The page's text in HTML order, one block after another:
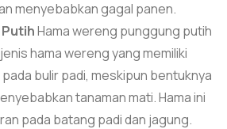
menyebabkan gagal panen.
Hama wereng punggung putih
hama wereng yang memiliki
bulir padi, meskipun bentuknya
tanaman mati. Hama ini
pada batang padi dan jagung.